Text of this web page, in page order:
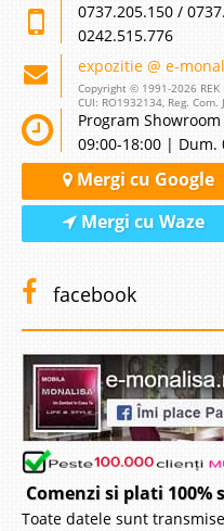
0737.205.150 /
0242.515.776
expozitie @ e-
Copyright © 1991-2026 REK
CUI: RO1932134, Reg.
Program Showroom
09:00-18:00 | Dum.
Mergi cu Google
Mergi cu Waze
facebook
Comenzi si plati 100%
Toate datele sunt